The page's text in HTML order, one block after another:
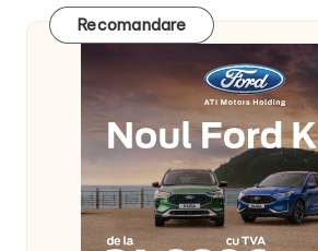
Recomandare